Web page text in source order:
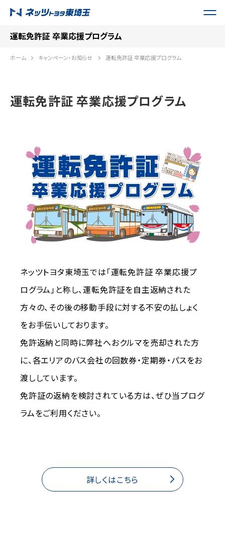
運転免許証 卒業応援プログラム
ホーム キャンペーン・お知らせ 運転免許証 卒業応援プログラム
運転免許証 卒業応援プログラム
ネッツトヨタ東埼玉では「運転免許証 卒業応援プ
ログラム」と称し、運転免許証を自主返納された
方々の、その後の移動手段に対する不安の払しょく
をお手伝いしております。
免許返納と同時に弊社へおクルマを売却された方
に、各エリアのバス会社の回数券・定期券・パスをお
渡ししています。
免許証の返納を検討されている方は、ぜひ当プログ
ラムをご利用ください。
詳しくはこちら